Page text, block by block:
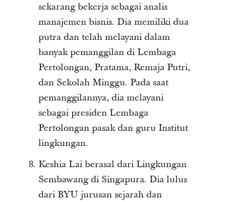
sekarang bekerja sebagai analis
manajemen bisnis. Dia memiliki dua
putra dan telah melayani dalam
banyak pemanggilan di Lembaga
Pertolongan, Pratama, Remaja Putri,
dan Sekolah Minggu. Pada saat
pemanggilannya, dia melayani
sebagai presiden Lembaga
Pertolongan pasak dan guru Institut
lingkungan.
Keshia Lai berasal dari Lingkungan
Sembawang di Singapura. Dia lulus
dari BYU jurusan sejarah dan